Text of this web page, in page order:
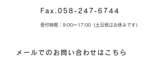
Fax.058-247-6744
受付時間：9:00～17:00（土日祝はお休みです）
メールでのお問い合わせはこちら